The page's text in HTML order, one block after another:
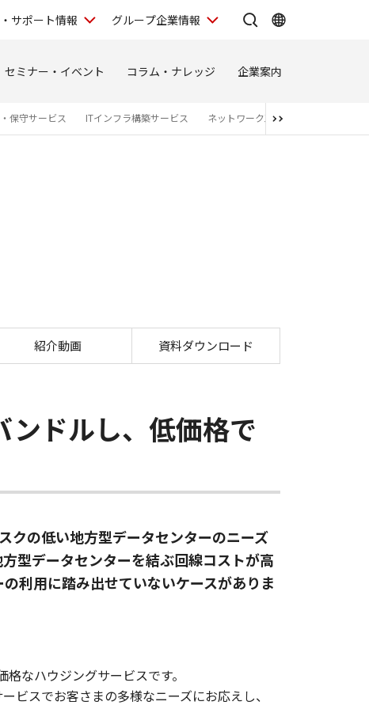
サポート情報 グループ企業情報
セミナー・イベント コラム・ナレッジ 企業案内
保守サービス ITインフラ構築サービス ネットワーク工事（インフラ構築）
タセンターサービス｜ITインフラサービス SOLTAGE ｜
紹介動画 資料ダウンロード
ドルし、低価格で
クの低い地方型データセンターのニーズ
型データセンターを結ぶ回線コストが高
利用に踏み出せていないケースがありま
なハウジングサービスです。
ビスでお客さまの多様なニーズにお応えし、